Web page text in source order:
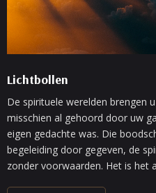
Lichtbollen
De spirituele werelden brengen
misschien al gehoord door uw
eigen gedachte was. Die
begeleiding door gegeven, de
zonder voorwaarden. Het is het